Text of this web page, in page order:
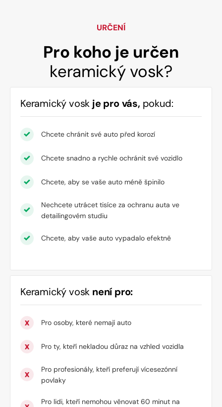
URČENÍ
Pro koho je určen
keramický vosk?
Keramický vosk je pro vás, pokud:
Chcete chránit své auto před korozí
Chcete snadno a rychle ochránit své vozidlo
Chcete, aby se vaše auto méně špinilo
Nechcete utrácet tisíce za ochranu auta ve
detailingovém studiu
Chcete, aby vaše auto vypadalo efektně
Keramický vosk není pro:
Pro osoby, které nemají auto
Pro ty, kteří nekladou důraz na vzhled vozidla
Pro profesionály, kteří preferují vícesezónní
povlaky
Pro lidi, kteří nemohou věnovat 60 minut na